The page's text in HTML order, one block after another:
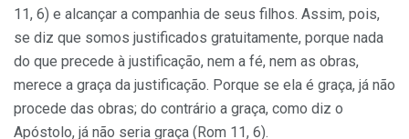
11, 6) e alcançar a companhia de seus filhos. Assim, pois,
se diz que somos justificados gratuitamente, porque nada
do que precede à justificação, nem a fé, nem as obras,
merece a graça da justificação. Porque se ela é graça, já não
procede das obras; do contrário a graça, como diz o
Apóstolo, já não seria graça (Rom 11, 6).